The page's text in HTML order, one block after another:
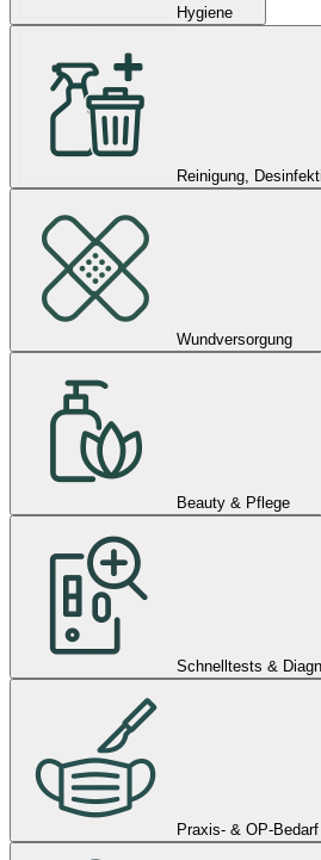
Hygiene
Reinigung,
Wundversorgung
Beauty & Pflege
Schnelltests &
Praxis- & OP-Bedarf